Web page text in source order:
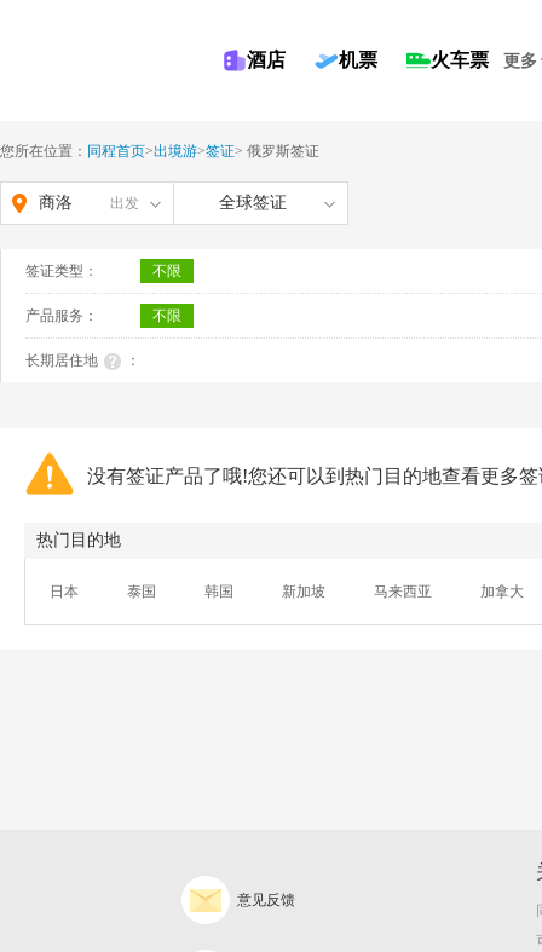
酒店 机票 火车票 更多
您所在位置： 同程首页>出境游>签证> 俄罗斯签证
商洛 出发 全球签证
签证类型： 不限
产品服务： 不限
长期居住地 ：
没有签证产品了哦!您还可以到热门目的地查看更多
热门目的地
日本 泰国 韩国 新加坡 马来西亚 加拿大
意见反馈